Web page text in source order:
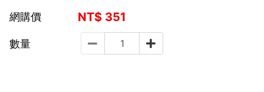
網購價
NT$ 351
數量